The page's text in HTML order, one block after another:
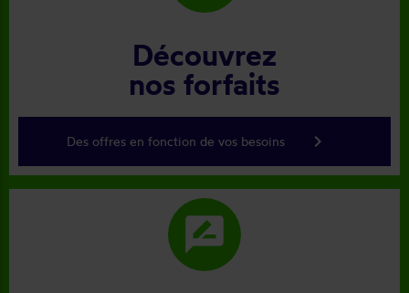
Découvrez
nos forfaits
Des offres en fonction de vos besoins keyboard_arrow_right
rate_review